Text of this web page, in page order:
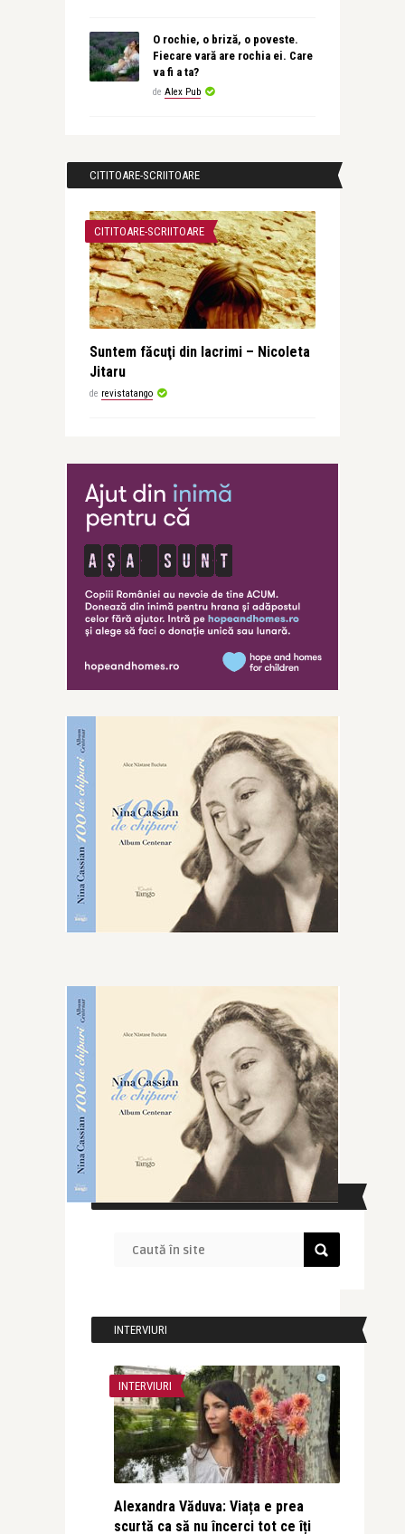
O rochie, o briză, o poveste.
Fiecare vară are rochia ei. Care
va fi a ta?
de Alex Pub
CITITOARE-SCRIITOARE
CITITOARE-SCRIITOARE
Suntem făcuţi din lacrimi – Nicoleta
Jitaru
de revistatango
CAUTĂ ÎN SITE
INTERVIURI
INTERVIURI
Alexandra Văduva: Viața e prea
scurtă ca să nu încerci tot ce îți